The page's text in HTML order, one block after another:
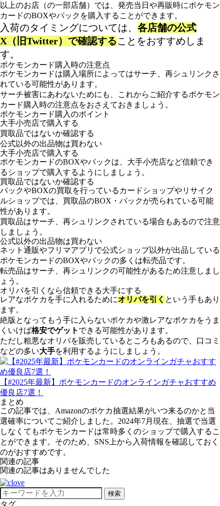
以上のお店（の一部店舗）では、発売当日や再販時にポケモン
カードのBOXやパックを購入することができます。
入荷のタイミングについては、 各店舗の公式
X（旧Twitter）で確認することをおすすめしま
す。
ポケモンカード購入時の注意点
ポケモンカードは購入場所によってはサーチ、再シュリンクさ
れている可能性があります。
サーチ被害にあわないためにも、これからご紹介するポケモン
カード購入時の注意点をおさえておきましょう。
ポケモンカード購入のポイント
大手小売店で購入する
買取品ではないか確認する
公式以外の出品物は買わない
大手小売店で購入する
ポケモンカードのBOXやパックは、大手小売店など信頼でき
るショップで購入するようにしましょう。
買取品ではないか確認する
パックやBOXの買取を行っているカードショップやリサイク
ルショップでは、買取品のBOX・パックが売られている可能
性があります。
買取品はサーチ、再シュリンクされている場合もあるので注意
しましょう。
公式以外の出品物は買わない
ネット通販やフリマアプリで公式ショップ以外が出品している
ポケモンカードのBOXやパックの多くは転売品です。
転売品はサーチ、再シュリンクの可能性があるため注意しまし
ょう。
オリパを引くなら信頼できる大手にする
レアなポケカを手に入れるためにオリパを引く という手もあり
ます。
絶版となってもう手に入らないポケカや激レアなポケカをうま
くいけば格安でゲット できる可能性があります。
ただし粗悪なオリパを販売しているところもあるので、口コミ
などの多い大手を利用するようにしましょう。
【#2025年最新】ポケモンカードのオンラインガチャおすすめ
優良店7選！
まとめ
この記事では、Amazonのポケカ抽選結果がいつ来るのかと当
選確率についてご紹介しました。2024年7月現在、抽選で当選
しなくてもポケモンカードは常時多くのショップで購入するこ
とができます。そのため、SNS上から入荷情報を確認しておく
のがおすすめです。
関連の記事
関連の記事はありませんでした
検索
タグ